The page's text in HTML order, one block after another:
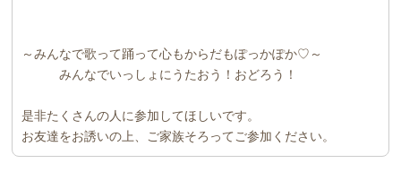
～みんなで歌って踊って心もからだもぽっかぽか♡～
みんなでいっしょにうたおう！おどろう！
是非たくさんの人に参加してほしいです。
お友達をお誘いの上、ご家族そろってご参加ください。